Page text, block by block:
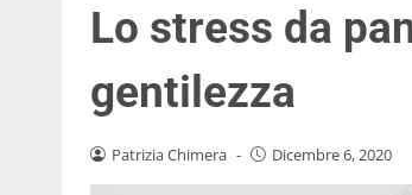
Lo stress da
gentilezza
Patrizia Chimera - Dicembre 6, 2020